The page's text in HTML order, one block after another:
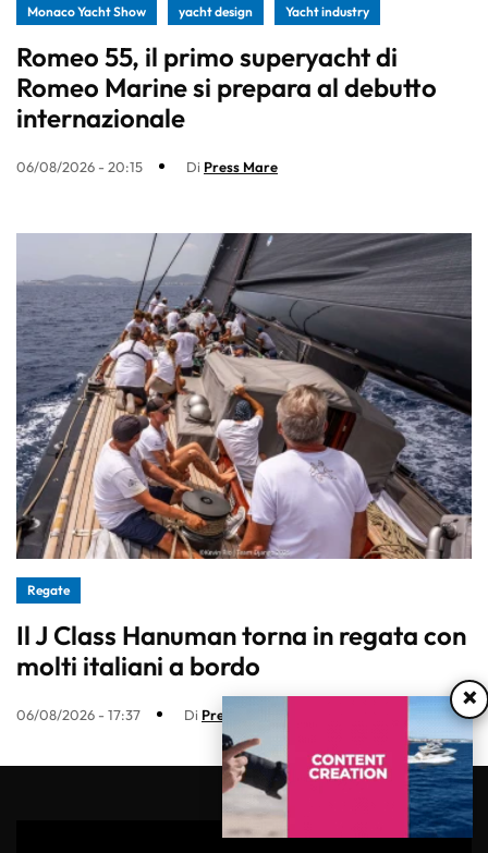
Monaco Yacht Show yacht design Yacht industry
Romeo 55, il primo superyacht di
Romeo Marine si prepara al debutto
internazionale
06/08/2026 - 20:15 Di Press Mare
Regate
Il J Class Hanuman torna in regata con
molti italiani a bordo
06/08/2026 - 17:37 Di Press Mare ×